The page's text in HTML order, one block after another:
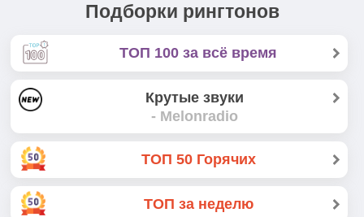
Подборки рингтонов
ТОП 100 за всё время
Крутые звуки
- Melonradio
ТОП 50 Горячих
ТОП за неделю